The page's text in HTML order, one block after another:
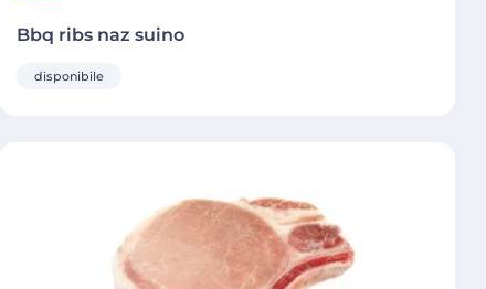
Bbq ribs naz suino
disponibile